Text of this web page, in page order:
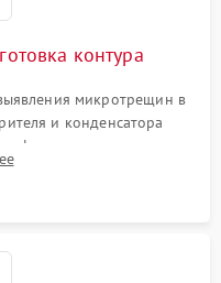
контура
микротрещин в
и конденсатора
фильтра-осушителя и
устранения засоров.